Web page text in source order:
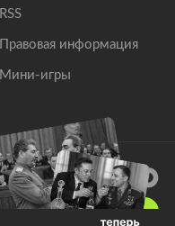
RSS
Правовая информация
Мини-игры